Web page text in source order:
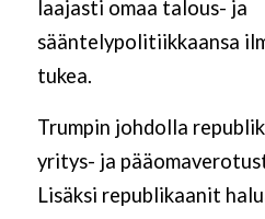
laajasti omaa talous- ja
sääntelypolitiikkaansa
tukea.
Trumpin johdolla
yritys- ja
Lisäksi republikaanit